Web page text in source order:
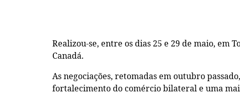
Realizou-se, entre os dias 25 e 29 de maio, em
Canadá.
As negociações, retomadas em outubro
fortalecimento do comércio bilateral e uma